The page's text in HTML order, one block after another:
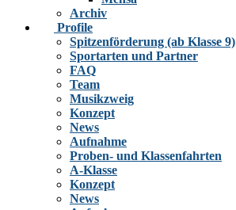
Archiv
Profile
Spitzenförderung (ab Klasse 9)
Sportarten und Partner
FAQ
Team
Musikzweig
Konzept
News
Aufnahme
Proben- und Klassenfahrten
A-Klasse
Konzept
News